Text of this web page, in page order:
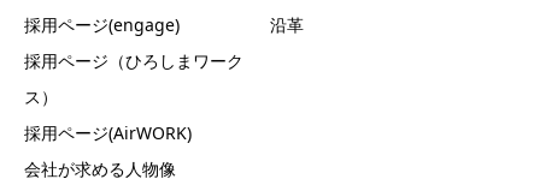
採用ページ(engage)
採用ページ（ひろしまワーク
ス）
採用ページ(AirWORK)
会社が求める人物像
沿革